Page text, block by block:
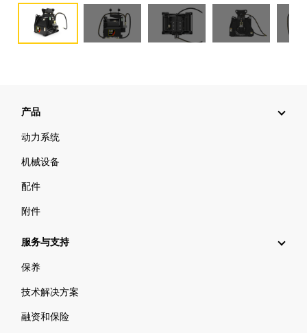
产品
动力系统
机械设备
配件
附件
服务与支持
保养
技术解决方案
融资和保险